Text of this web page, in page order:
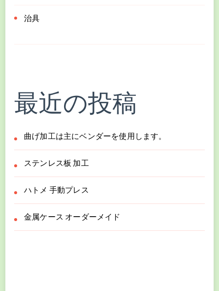
治具
最近の投稿
曲げ加工は主にベンダーを使用します。
ステンレス板 加工
ハトメ 手動プレス
金属ケース オーダーメイド